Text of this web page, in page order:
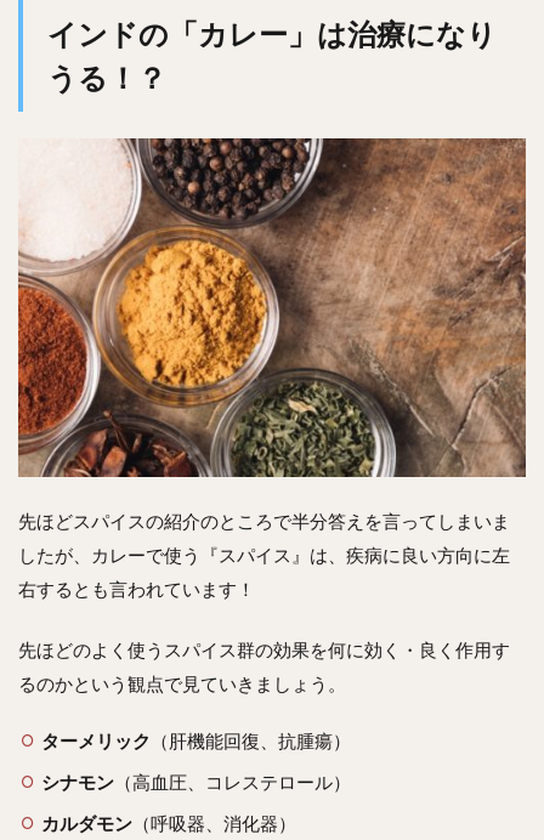
インドの「カレー」は治療になり
うる！？
先ほどスパイスの紹介のところで半分答えを言ってしまいま
したが、カレーで使う『スパイス』は、疾病に良い方向に左
右するとも言われています！
先ほどのよく使うスパイス群の効果を何に効く・良く作用す
るのかという観点で見ていきましょう。
ターメリック （肝機能回復、抗腫瘍）
シナモン（高血圧、コレステロール）
カルダモン（呼吸器、消化器）